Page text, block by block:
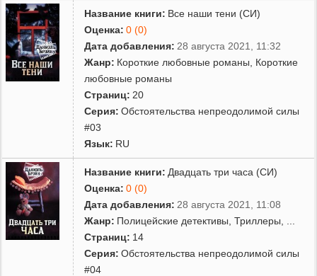
Название книги: Все наши тени (СИ)
Оценка: 0 (0)
Дата добавления: 28 августа 2021, 11:32
Жанр: Короткие любовные романы
Короткие
любовные романы
Страниц: 20
Серия: Обстоятельства непреодолимой силы
#03
Язык: RU
Название книги: Двадцать три часа (СИ)
Оценка: 0 (0)
Дата добавления: 28 августа 2021, 11:08
Жанр: Полицейские детективы ,Триллеры
Страниц: 14
Серия: Обстоятельства непреодолимой силы
#04